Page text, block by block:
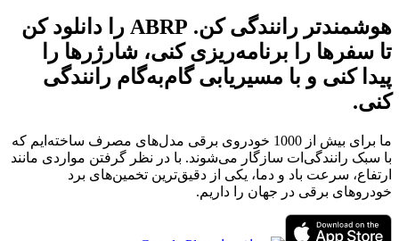
هوشمندتر رانندگی کن. ABRP را دانلود کن
تا سفرها را برنامه‌ریزی کنی، شارژرها را
پیدا کنی و با مسیریابی گام‌به‌گام رانندگی
کنی.
ما برای بیش از 1000 خودروی برقی مدل‌های مصرف ساخته‌ایم که
با سبک رانندگی‌ات سازگار می‌شوند. با در نظر گرفتن مواردی مانند
ارتفاع، سرعت باد و دما، یکی از دقیق‌ترین تخمین‌های برد
خودروهای برقی در جهان را داریم.